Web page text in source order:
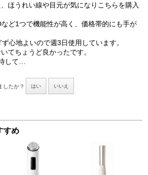
ほうれい線や目元が気になりこちらを購入
ど1つで機能性が高く、価格帯的にも手が
心地よいので週3日使用しています。
てちょうど良かったです。
して…
したか？ はい いいえ
すめ